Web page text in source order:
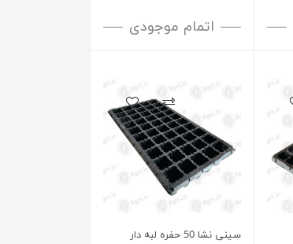
اتمام موجودی
سینی نشا 50 حفره لبه دار